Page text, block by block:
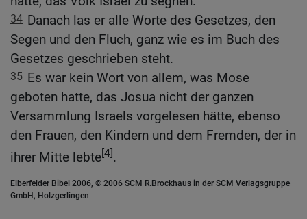
34 Danach las er alle Worte des Gesetzes, den
Segen und den Fluch, ganz wie es im Buch des
Gesetzes geschrieben steht.
35 Es war kein Wort von allem, was Mose
geboten hatte, das Josua nicht der ganzen
Versammlung Israels vorgelesen hätte, ebenso
den Frauen, den Kindern und dem Fremden, der in
ihrer Mitte lebte[4].
Elberfelder Bibel 2006, © 2006 SCM R.Brockhaus in der SCM Verlagsgruppe
GmbH, Holzgerlingen